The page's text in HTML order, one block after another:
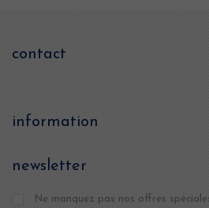
contact
information
newsletter
Ne manquez pas nos offres